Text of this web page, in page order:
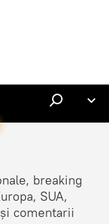
breaking
SUA,
comentarii